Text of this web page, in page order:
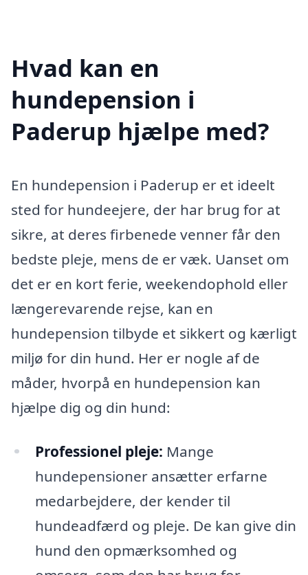
Hvad kan en
hundepension i
Paderup hjælpe med?
En hundepension i Paderup er et ideelt
sted for hundeejere, der har brug for at
sikre, at deres firbenede venner får den
bedste pleje, mens de er væk. Uanset om
det er en kort ferie, weekendophold eller
længerevarende rejse, kan en
hundepension tilbyde et sikkert og kærligt
miljø for din hund. Her er nogle af de
måder, hvorpå en hundepension kan
hjælpe dig og din hund:
Professionel pleje: Mange
hundepensioner ansætter erfarne
medarbejdere, der kender til
hundeadfærd og pleje. De kan give din
hund den opmærksomhed og